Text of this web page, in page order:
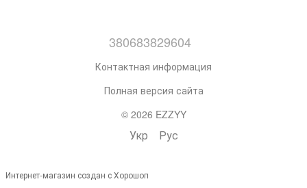
380683829604
Контактная информация
Полная версия сайта
© 2026 EZZYY
Укр Рус
Интернет-магазин создан с Хорошоп